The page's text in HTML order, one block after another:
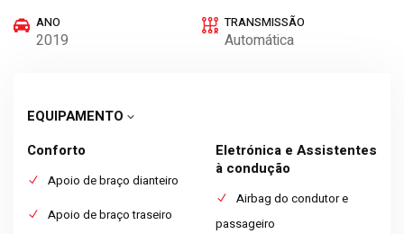
ANO
2019
TRANSMISSÃO
Automática
EQUIPAMENTO
Conforto
Apoio de braço dianteiro
Apoio de braço traseiro
Eletrónica e Assistentes
à condução
Airbag do condutor e
passageiro